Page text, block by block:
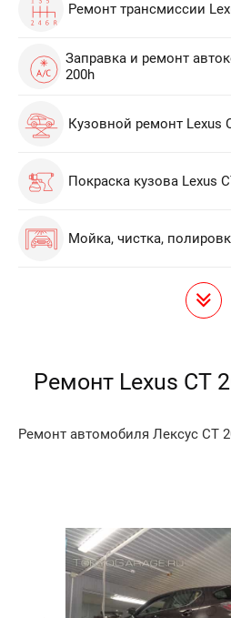
Ремонт трансмиссии
Заправка и ремонт
200h
Кузовной ремонт Lexus
Покраска кузова Lexus
Мойка, чистка,
Ремонт Lexus СТ
Ремонт автомобиля Лексус СТ